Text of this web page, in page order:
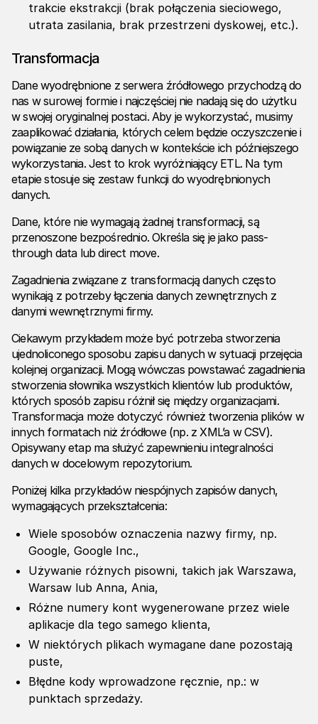
trakcie ekstrakcji (brak połączenia sieciowego,
utrata zasilania, brak przestrzeni dyskowej, etc.).
Transformacja
Dane wyodrębnione z serwera źródłowego przychodzą do
nas w surowej formie i najczęściej nie nadają się do użytku
w swojej oryginalnej postaci. Aby je wykorzystać, musimy
zaaplikować działania, których celem będzie oczyszczenie i
powiązanie ze sobą danych w kontekście ich późniejszego
wykorzystania. Jest to krok wyróżniający ETL. Na tym
etapie stosuje się zestaw funkcji do wyodrębnionych
danych.
Dane, które nie wymagają żadnej transformacji, są
przenoszone bezpośrednio. Określa się je jako pass-
through data lub direct move.
Zagadnienia związane z transformacją danych często
wynikają z potrzeby łączenia danych zewnętrznych z
danymi wewnętrznymi firmy.
Ciekawym przykładem może być potrzeba stworzenia
ujednoliconego sposobu zapisu danych w sytuacji przejęcia
kolejnej organizacji. Mogą wówczas powstawać zagadnienia
stworzenia słownika wszystkich klientów lub produktów,
których sposób zapisu różnił się między organizacjami.
Transformacja może dotyczyć również tworzenia plików w
innych formatach niż źródłowe (np. z XML’a w CSV).
Opisywany etap ma służyć zapewnieniu integralności
danych w docelowym repozytorium.
Poniżej kilka przykładów niespójnych zapisów danych,
wymagających przekształcenia:
Wiele sposobów oznaczenia nazwy firmy, np.
Google, Google Inc.,
Używanie różnych pisowni, takich jak Warszawa,
Warsaw lub Anna, Ania,
Różne numery kont wygenerowane przez wiele
aplikacje dla tego samego klienta,
W niektórych plikach wymagane dane pozostają
puste,
Błędne kody wprowadzone ręcznie, np.: w
punktach sprzedaży.